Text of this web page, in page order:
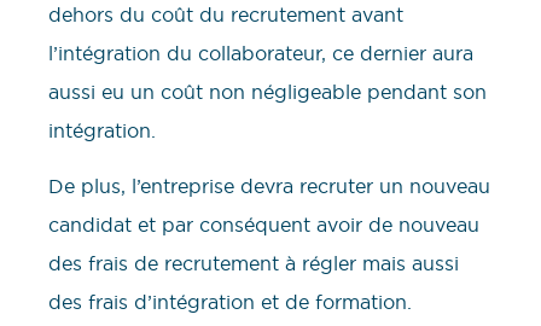
dehors du coût du recrutement avant
l’intégration du collaborateur, ce dernier aura
aussi eu un coût non négligeable pendant son
intégration.
De plus, l’entreprise devra recruter un nouveau
candidat et par conséquent avoir de nouveau
des frais de recrutement à régler mais aussi
des frais d’intégration et de formation.